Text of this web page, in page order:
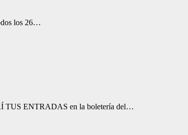
los 26…
TUS ENTRADAS en la boletería del…